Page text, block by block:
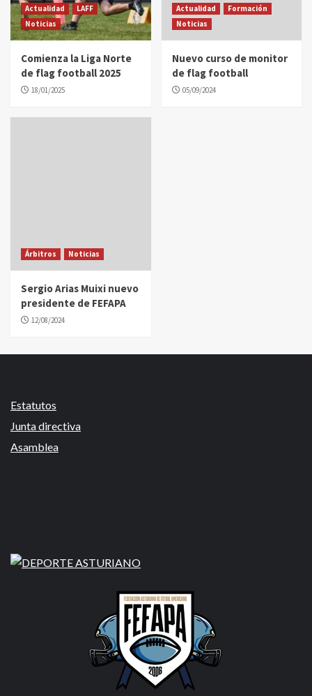
Actualidad
LAFF
Noticias
Comienza la Liga Norte
de flag football 2025
18/01/2025
Actualidad
Formación
Noticias
Nuevo curso de monitor
de flag football
05/09/2024
Árbitros Noticias
Sergio Arias Muixi nuevo
presidente de FEFAPA
12/08/2024
Estatutos
Junta directiva
Asamblea